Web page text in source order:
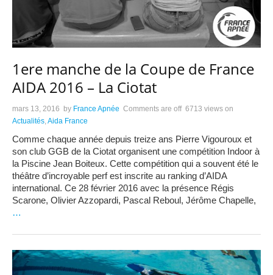
1ere manche de la Coupe de France
AIDA 2016 – La Ciotat
mars 13, 2016 by France Apnée Comments are off 6713 views on
Actualités,Aida France
Comme chaque année depuis treize ans Pierre Vigouroux et
son club GGB de la Ciotat organisent une compétition Indoor à
la Piscine Jean Boiteux. Cette compétition qui a souvent été le
théâtre d’incroyable perf est inscrite au ranking d’AIDA
international. Ce 28 février 2016 avec la présence Régis
Scarone, Olivier Azzopardi, Pascal Reboul, Jérôme Chapelle,
…